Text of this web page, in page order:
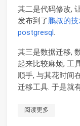
其二是代码修改,
发布到了鹏叔的
postgresql.
其三是数据迁移,
起来比较麻烦, 工
顺手, 与其花时间
迁移工具. 于是就
阅读更多